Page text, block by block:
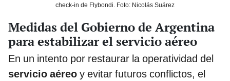
check-in de Flybondi. Foto: Nicolás Suárez
Medidas del Gobierno de Argentina
para estabilizar el servicio aéreo
En un intento por restaurar la operatividad del
servicio aéreo y evitar futuros conflictos, el